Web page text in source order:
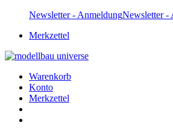
Newsletter - AnmeldungNewsletter -
Merkzettel
Warenkorb
Konto
Merkzettel